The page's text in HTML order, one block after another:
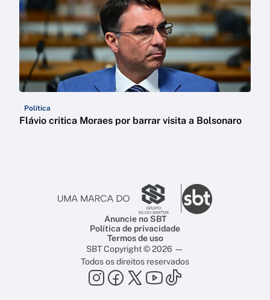
Política
Flávio critica Moraes por barrar visita a Bolsonaro
Anuncie no SBT
Política de privacidade
Termos de uso
SBT Copyright © 2026 —
Todos os direitos reservados